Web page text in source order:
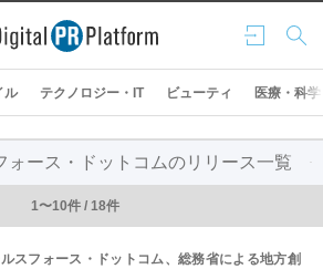
ログ
イン
検索
ル テクノロジー・IT ビューティ 医療・科学
ォース・ドットコムのリリース一覧
1〜10件 / 18件
スフォース・ドットコム、総務省による地方創